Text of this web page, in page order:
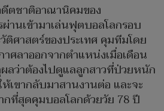
ดีตชาติอาณานิคมของ
านเข้ามาเล่นฟุตบอลโลกรอบ
ติศาสตร์ของประเทศ คุมทีมโดย
ศลาออกจากตำแหน่งเมื่อเดือน
ลว่าต้องไปดูแลลูกสาวที่ป่วยหนัก
เขากลับมาสานงานต่อ และจะ
ที่สุดคุมบอลโลกด้วยวัย 78 ปี